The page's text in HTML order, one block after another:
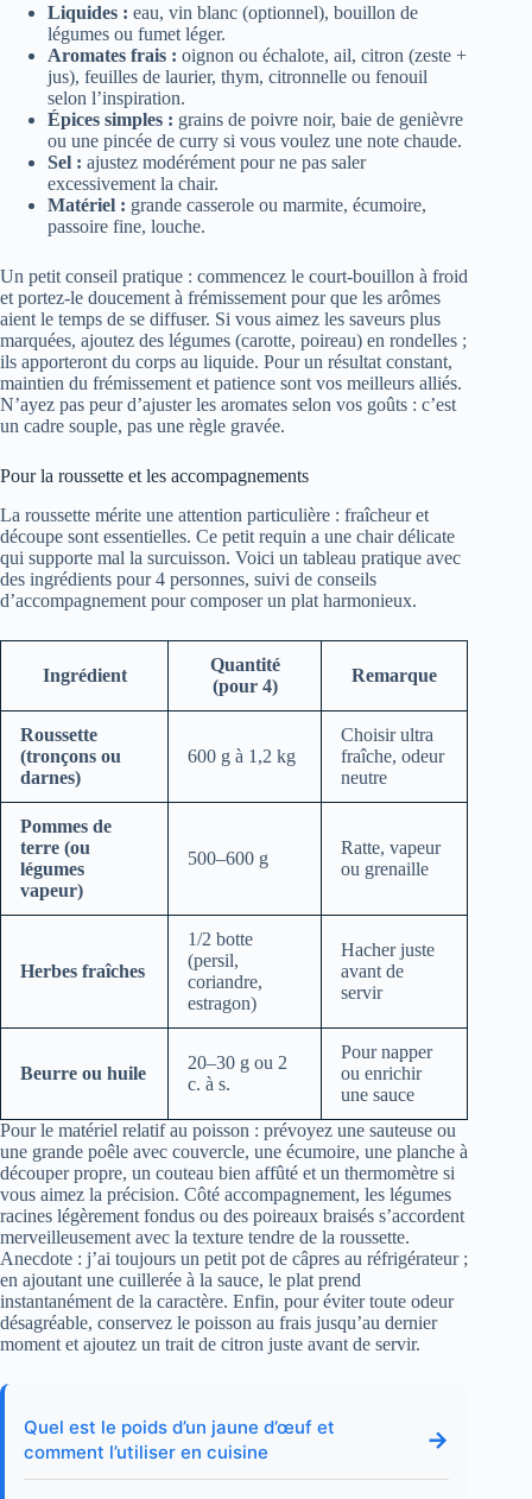
Liquides : eau, vin blanc (optionnel), bouillon de
légumes ou fumet léger.
Aromates frais : oignon ou échalote, ail, citron (zeste +
jus), feuilles de laurier, thym, citronnelle ou fenouil
selon l’inspiration.
Épices simples : grains de poivre noir, baie de genièvre
ou une pincée de curry si vous voulez une note chaude.
Sel : ajustez modérément pour ne pas saler
excessivement la chair.
Matériel : grande casserole ou marmite, écumoire,
passoire fine, louche.
Un petit conseil pratique : commencez le court-bouillon à froid
et portez-le doucement à frémissement pour que les arômes
aient le temps de se diffuser. Si vous aimez les saveurs plus
marquées, ajoutez des légumes (carotte, poireau) en rondelles ;
ils apporteront du corps au liquide. Pour un résultat constant,
maintien du frémissement et patience sont vos meilleurs alliés.
N’ayez pas peur d’ajuster les aromates selon vos goûts : c’est
un cadre souple, pas une règle gravée.
Pour la roussette et les accompagnements
La roussette mérite une attention particulière : fraîcheur et
découpe sont essentielles. Ce petit requin a une chair délicate
qui supporte mal la surcuisson. Voici un tableau pratique avec
des ingrédients pour 4 personnes, suivi de conseils
d’accompagnement pour composer un plat harmonieux.
Ingrédient
Quantité
(pour 4)
Remarque
Roussette
(tronçons ou
darnes)
600 g à 1,2 kg
Choisir ultra
fraîche, odeur
neutre
Pommes de
terre (ou
légumes
vapeur)
500–600 g
Ratte, vapeur
ou grenaille
Herbes fraîches
1/2 botte
(persil,
coriandre,
estragon)
Hacher juste
avant de
servir
Beurre ou huile
20–30 g ou 2
c. à s.
Pour napper
ou enrichir
une sauce
Pour le matériel relatif au poisson : prévoyez une sauteuse ou
une grande poêle avec couvercle, une écumoire, une planche à
découper propre, un couteau bien affûté et un thermomètre si
vous aimez la précision. Côté accompagnement, les légumes
racines légèrement fondus ou des poireaux braisés s’accordent
merveilleusement avec la texture tendre de la roussette.
Anecdote : j’ai toujours un petit pot de câpres au réfrigérateur ;
en ajoutant une cuillerée à la sauce, le plat prend
instantanément de la caractère. Enfin, pour éviter toute odeur
désagréable, conservez le poisson au frais jusqu’au dernier
moment et ajoutez un trait de citron juste avant de servir.
Quel est le poids d’un jaune d’œuf et
comment l’utiliser en cuisine
→